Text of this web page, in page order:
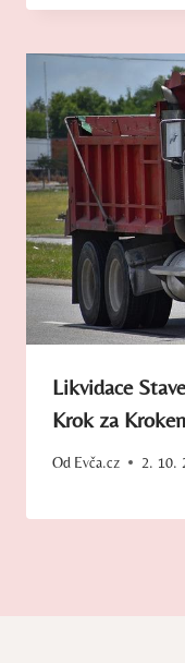
Likvidace
Krok za
Od Evča.cz 2. 10.